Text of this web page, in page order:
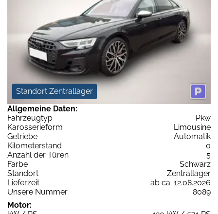
Standort Zentrallager
Allgemeine Daten:
Fahrzeugtyp
Pkw
Karosserieform
Limousine
Getriebe
Automatik
Kilometerstand
0
Anzahl der Türen
5
Farbe
Schwarz
Standort
Zentrallager
Lieferzeit
ab ca. 12.08.2026
Unsere Nummer
8089
Motor: